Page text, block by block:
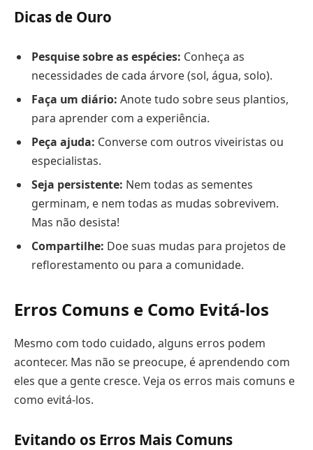
Dicas de Ouro
Pesquise sobre as espécies: Conheça as
necessidades de cada árvore (sol, água, solo).
Faça um diário: Anote tudo sobre seus plantios,
para aprender com a experiência.
Peça ajuda: Converse com outros viveiristas ou
especialistas.
Seja persistente: Nem todas as sementes
germinam, e nem todas as mudas sobrevivem.
Mas não desista!
Compartilhe: Doe suas mudas para projetos de
reflorestamento ou para a comunidade.
Erros Comuns e Como Evitá-los
Mesmo com todo cuidado, alguns erros podem
acontecer. Mas não se preocupe, é aprendendo com
eles que a gente cresce. Veja os erros mais comuns e
como evitá-los.
Evitando os Erros Mais Comuns